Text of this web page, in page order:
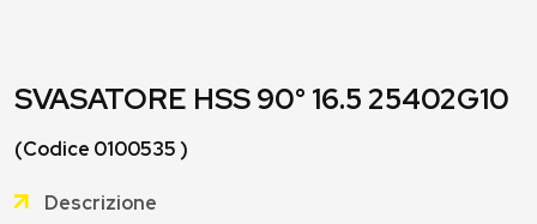
SVASATORE HSS 90° 16.5 25402G10
(Codice 0100535 )
Descrizione